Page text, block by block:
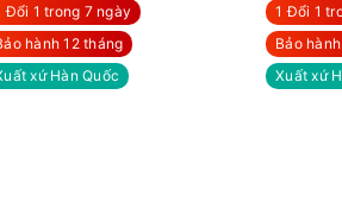
Đổi 1 trong 7 ngày
hành 12 tháng
xứ Hàn Quốc
1 Đổi 1
Bảo
Xuất xứ